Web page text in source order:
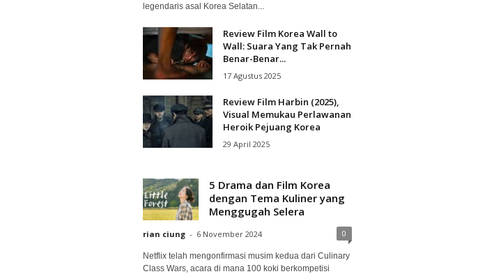
legendaris asal Korea Selatan...
Review Film Korea Wall to
Wall: Suara Yang Tak Pernah
Benar-Benar...
17 Agustus 2025
Review Film Harbin (2025),
Visual Memukau Perlawanan
Heroik Pejuang Korea
29 April 2025
5 Drama dan Film Korea
dengan Tema Kuliner yang
Menggugah Selera
rian ciung - 6 November 2024 0
Netflix telah mengonfirmasi musim kedua dari Culinary
Class Wars, acara di mana 100 koki berkompetisi